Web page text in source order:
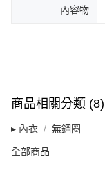
內容物
商品相關分類 (8)
▸ 內衣 無鋼圈
全部商品